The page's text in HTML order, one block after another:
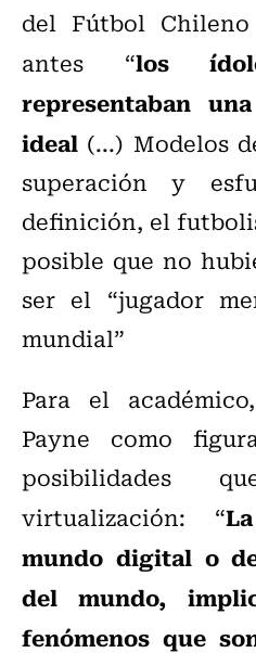
del Fútbol
antes “los
representaban
ideal (...) Modelos
superación y
definición, el
posible que no
ser el “jugador
mundial”
Para el
Payne como
posibilidades
virtualización: “
mundo digital o
del mundo,
fenómenos que